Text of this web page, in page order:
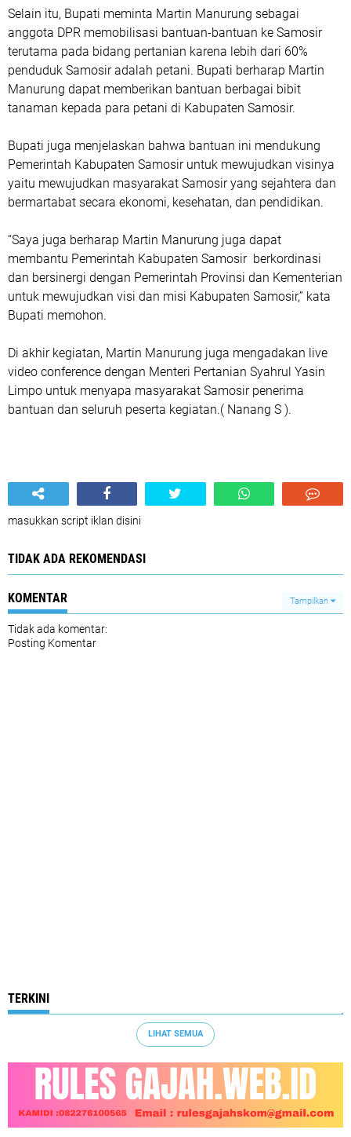
Selain itu, Bupati meminta Martin Manurung sebagai
anggota DPR memobilisasi bantuan-bantuan ke Samosir
terutama pada bidang pertanian karena lebih dari 60%
penduduk Samosir adalah petani. Bupati berharap Martin
Manurung dapat memberikan bantuan berbagai bibit
tanaman kepada para petani di Kabupaten Samosir.
Bupati juga menjelaskan bahwa bantuan ini mendukung
Pemerintah Kabupaten Samosir untuk mewujudkan visinya
yaitu mewujudkan masyarakat Samosir yang sejahtera dan
bermartabat secara ekonomi, kesehatan, dan pendidikan.
“Saya juga berharap Martin Manurung juga dapat
membantu Pemerintah Kabupaten Samosir berkordinasi
dan bersinergi dengan Pemerintah Provinsi dan Kementerian
untuk mewujudkan visi dan misi Kabupaten Samosir,” kata
Bupati memohon.
Di akhir kegiatan, Martin Manurung juga mengadakan live
video conference dengan Menteri Pertanian Syahrul Yasin
Limpo untuk menyapa masyarakat Samosir penerima
bantuan dan seluruh peserta kegiatan.( Nanang S ).
masukkan script iklan disini
TIDAK ADA REKOMENDASI
KOMENTAR Tampilkan
Tidak ada komentar:
Posting Komentar
TERKINI
LIHAT SEMUA